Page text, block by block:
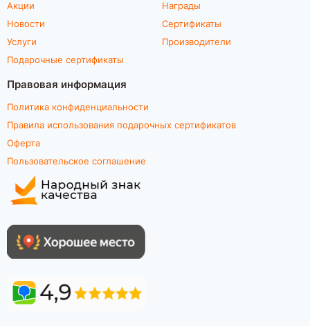
Акции
Новости
Услуги
Подарочные сертификаты
Награды
Сертификаты
Производители
Правовая информация
Политика конфиденциальности
Правила использования подарочных сертификатов
Оферта
Пользовательское соглашение